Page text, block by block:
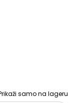
samo na lageru